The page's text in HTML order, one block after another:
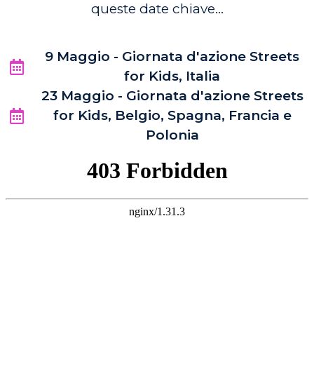
queste date chiave…
9 Maggio - Giornata d'azione Streets
for Kids, Italia
23 Maggio - Giornata d'azione Streets
for Kids, Belgio, Spagna, Francia e
Polonia